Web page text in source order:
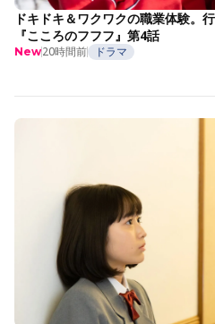
ドキドキ＆ワクワクの職業体験。
『こころのフフフ』第4話
New20時間前 ドラマ